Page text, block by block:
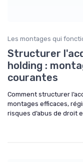
Les montages qui
Structurer
holding :
courantes
Comment structurer
montages efficaces,
risques d’abus de droit